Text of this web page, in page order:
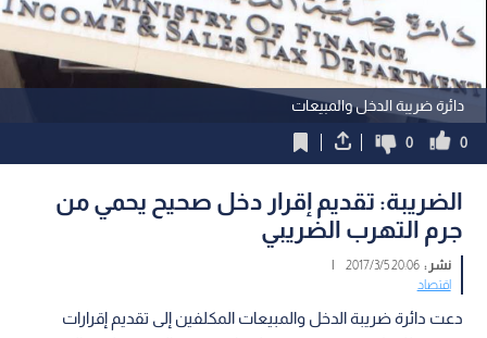
دائرة ضريبة الدخل والمبيعات
0
0
الضريبة: تقديم إقرار دخل صحيح يحمي من
جرم التهرب الضريبي
نشر :20:06 2017/3/5
|
اقتصاد
دعت دائرة ضريبة الدخل والمبيعات المكلفين إلى تقديم إقرارات